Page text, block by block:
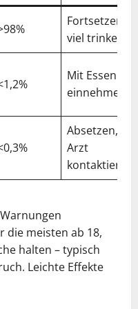
Fortsetzen,
viel trinken
Mit Essen
einnehmen
Absetzen,
Arzt
kontaktieren
die meisten ab 18,
halten – typisch
Leichte Effekte